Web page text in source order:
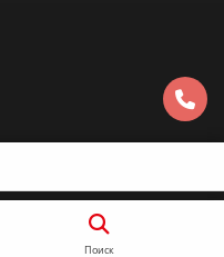
Поиск